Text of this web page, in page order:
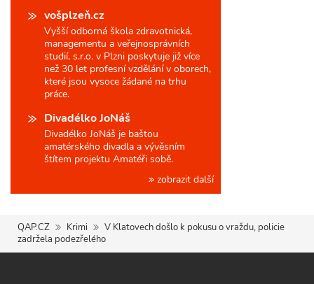
vošplzeň.cz
Vyšší odborná škola zdravotnická,
managementu a veřejnosprávních
studií, s.r.o. v Plzni poskytuje již více
než 30 let profesní vzdělání v oborech,
které jsou vysoce žádané na trhu
práce.
Divadélko JoNáš
Divadélko JoNáš je baštou
amatérského divadla a vývěsním
štítem projektu Amatéři sobě.
zobrazit další
QAP.CZ Krimi
V Klatovech došlo k pokusu o vraždu, policie
zadržela podezřelého